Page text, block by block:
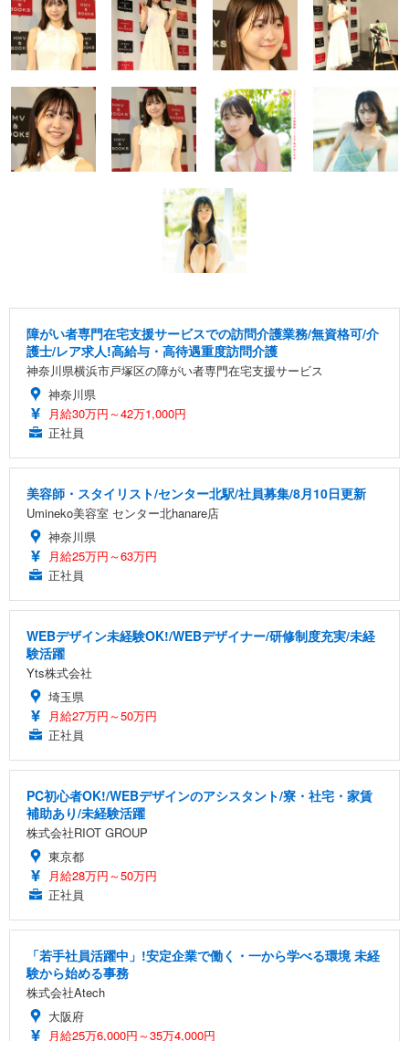
障がい者専門在宅支援サービスでの訪問介護業務/無資格可/介
護士/レア求人!高給与・高待遇重度訪問介護
神奈川県横浜市戸塚区の障がい者専門在宅支援サービス
神奈川県
月給30万円～42万1,000円
正社員
美容師・スタイリスト/センター北駅/社員募集/8月10日更新
Umineko美容室 センター北hanare店
神奈川県
月給25万円～63万円
正社員
WEBデザイン未経験OK!/WEBデザイナー/研修制度充実/未経
験活躍
Yts株式会社
埼玉県
月給27万円～50万円
正社員
PC初心者OK!/WEBデザインのアシスタント/寮・社宅・家賃
補助あり/未経験活躍
株式会社RIOT GROUP
東京都
月給28万円～50万円
正社員
「若手社員活躍中」!安定企業で働く・一から学べる環境 未経
験から始める事務
株式会社Atech
大阪府
月給25万6,000円～35万4,000円